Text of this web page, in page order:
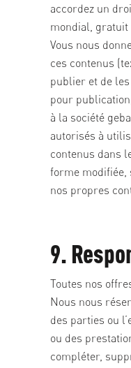
accordez un
mondial, gratuit
Vous nous
ces contenus
publier et de
pour
à la société
autorisés à
contenus dans
forme modifiée,
nos propres
9.
Toutes nos
Nous nous
des parties ou
ou des
compléter,